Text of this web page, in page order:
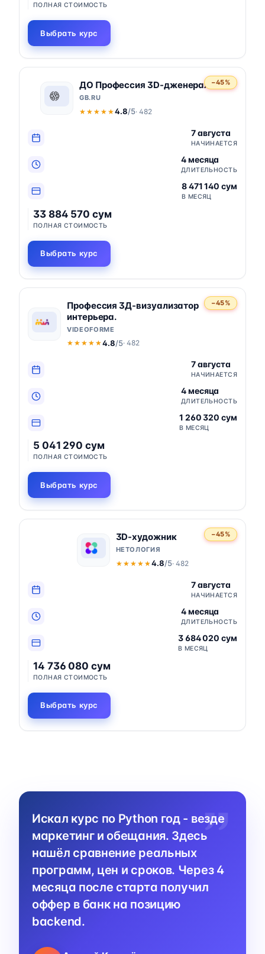
ПОЛНАЯ СТОИМОСТЬ
Выбрать курс
−45%
ДО Профессия 3D-дженералист
GB.RU
★★★★★
★★★★★4.8/5· 482
7 августа
НАЧИНАЕТСЯ
4 месяца
ДЛИТЕЛЬНОСТЬ
8 471 140 сум
В МЕСЯЦ
33 884 570 сум
ПОЛНАЯ СТОИМОСТЬ
Выбрать курс
−45%
Профессия 3Д-визуализатор
интерьера.
VIDEOFORME
★★★★★
★★★★★4.8/5· 482
7 августа
НАЧИНАЕТСЯ
4 месяца
ДЛИТЕЛЬНОСТЬ
1 260 320 сум
В МЕСЯЦ
5 041 290 сум
ПОЛНАЯ СТОИМОСТЬ
Выбрать курс
−45%
3D-художник
НЕТОЛОГИЯ
★★★★★
★★★★★ 4.8/5· 482
7 августа
НАЧИНАЕТСЯ
4 месяца
ДЛИТЕЛЬНОСТЬ
3 684 020 сум
В МЕСЯЦ
14 736 080 сум
ПОЛНАЯ СТОИМОСТЬ
Выбрать курс
Искал курс по Python год - везде
маркетинг и обещания. Здесь
нашёл сравнение реальных
программ, цен и сроков. Через 4
месяца после старта получил
оффер в банк на позицию
backend.